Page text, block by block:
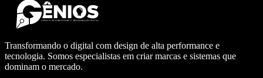
Transformando o digital com design de alta performance e
tecnologia. Somos especialistas em criar marcas e sistemas que
dominam o mercado.